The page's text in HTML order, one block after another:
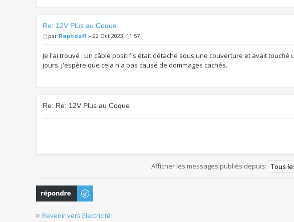
Re: 12V Plus au Coque
par Raphdaff » 22 Oct 2023, 11:57
Je l'ai trouvé : Un câble positif s'était détaché sous une couverture et avait
jours. j'espère que cela n'a pas causé de dommages cachés.
Re: Re: 12V Plus au Coque
Afficher les messages publiés depuis:
Publier une
réponse
Revenir vers Electricité